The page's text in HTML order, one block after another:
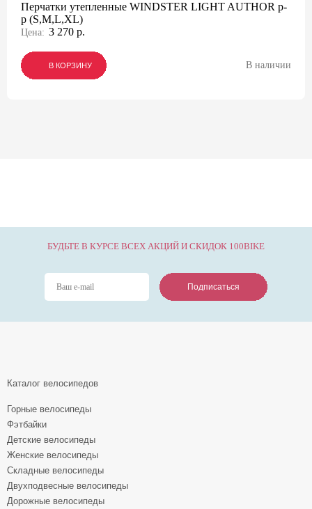
Перчатки утепленные WINDSTER LIGHT AUTHOR p-
p (S,M,L,XL)
Цена: 3 270 р.
В КОРЗИНУ
В КОРЗИНУ
В КОРЗИНУ В наличии
БУДЬТЕ В КУРСЕ ВСЕХ АКЦИЙ И СКИДОК 100BIKE
Подписаться
Подписаться
Подписаться
Каталог велосипедов
Горные велосипеды
Фэтбайки
Детские велосипеды
Женские велосипеды
Складные велосипеды
Двухподвесные велосипеды
Дорожные велосипеды